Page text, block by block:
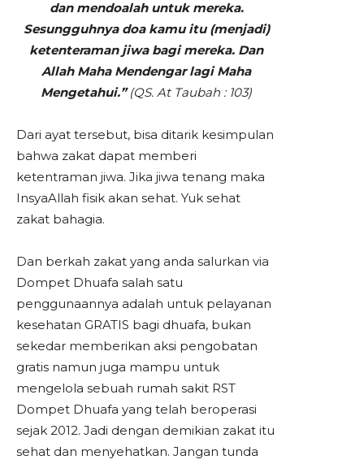
dan mendoalah untuk mereka.
Sesungguhnya doa kamu itu (menjadi)
ketenteraman jiwa bagi mereka. Dan
Allah Maha Mendengar lagi Maha
Mengetahui.”(QS. At Taubah : 103)
Dari ayat tersebut, bisa ditarik kesimpulan
bahwa zakat dapat memberi
ketentraman jiwa. Jika jiwa tenang maka
InsyaAllah fisik akan sehat. Yuk sehat
zakat bahagia.
Dan berkah zakat yang anda salurkan via
Dompet Dhuafa salah satu
penggunaannya adalah untuk pelayanan
kesehatan GRATIS bagi dhuafa, bukan
sekedar memberikan aksi pengobatan
gratis namun juga mampu untuk
mengelola sebuah rumah sakit RST
Dompet Dhuafa yang telah beroperasi
sejak 2012. Jadi dengan demikian zakat itu
sehat dan menyehatkan. Jangan tunda